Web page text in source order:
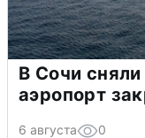
В Сочи
аэропорт
6 августа 0